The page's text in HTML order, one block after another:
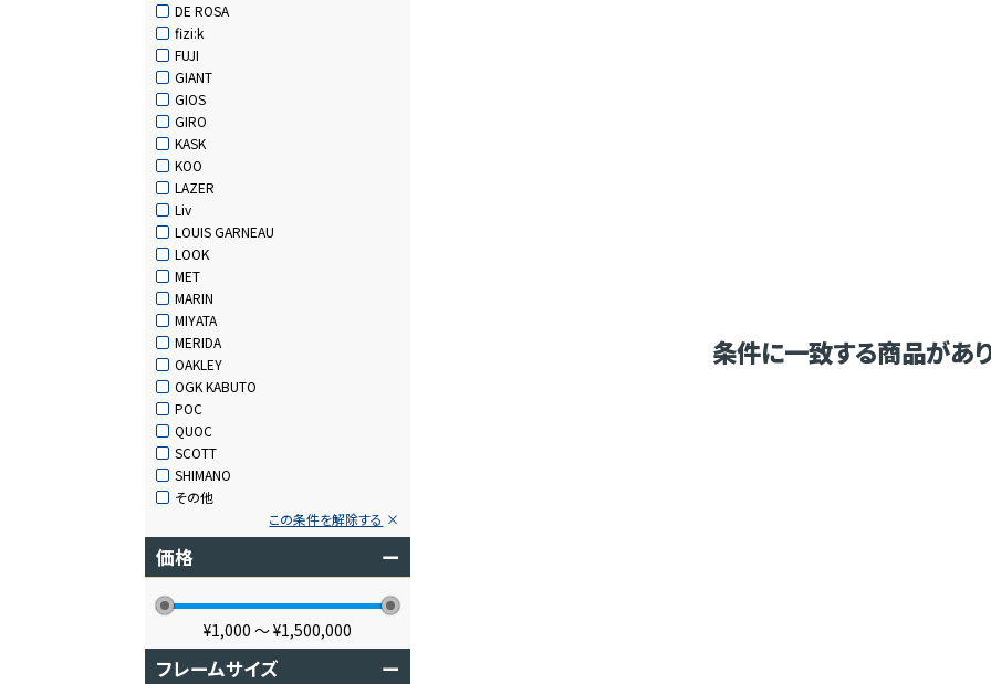
DE ROSA
fizi:k
FUJI
GIANT
GIOS
GIRO
KASK
KOO
LAZER
Liv
LOUIS GARNEAU
LOOK
MET
MARIN
MIYATA
MERIDA
OAKLEY
OGK KABUTO
POC
QUOC
SCOTT
SHIMANO
その他
この条件を解除する
価格 ー
¥1,000 〜¥1,500,000
フレームサイズ ー
条件に一致する商品があ